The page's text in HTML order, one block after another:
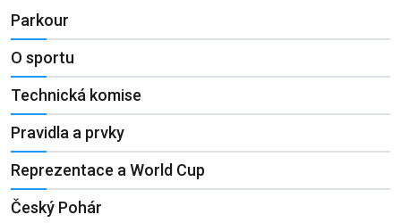
Parkour
O sportu
Technická komise
Pravidla a prvky
Reprezentace a World Cup
Český Pohár